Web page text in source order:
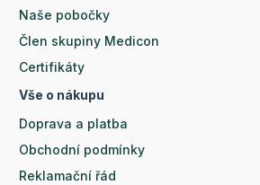
Naše pobočky
Člen skupiny Medicon
Certifikáty
Vše o nákupu
Doprava a platba
Obchodní podmínky
Reklamační řád